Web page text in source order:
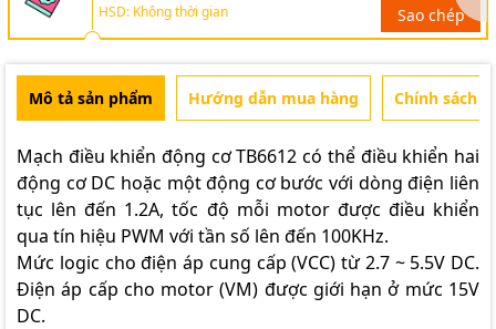
HSD: Không thời gian
Sao chép
Mô tả sản phẩm Hướng dẫn mua hàng Chính sách
Mạch điều khiển động cơ TB6612 có thể điều khiển hai
động cơ DC hoặc một động cơ bước với dòng điện liên
tục lên đến 1.2A, tốc độ mỗi motor được điều khiển
qua tín hiệu PWM với tần số lên đến 100KHz.
Mức logic cho điện áp cung cấp (VCC) từ 2.7 ~ 5.5V DC.
Điện áp cấp cho motor (VM) được giới hạn ở mức 15V
DC.